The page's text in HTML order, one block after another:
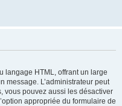
langage HTML, offrant un large
message. L’administrateur peut
vous pouvez aussi les désactiver
appropriée du formulaire de